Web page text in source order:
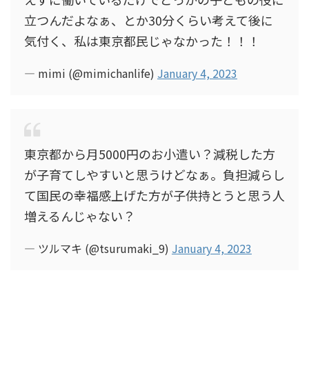
立つんだよなぁ、とか30分くらい考えて後に
気付く、私は東京都民じゃなかった！！！
— mimi (@mimichanlife) January 4, 2023
東京都から月5000円のお小遣い？減税した方
が子育てしやすいと思うけどなぁ。負担減らし
て国民の幸福感上げた方が子供持とうと思う人
増えるんじゃない？
— ツルマキ (@tsurumaki_9) January 4, 2023